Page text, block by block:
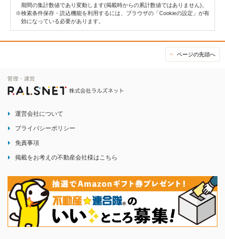
期間の集計数値であり変動します(掲載時からの累計数値ではありません)。
※検索条件保存・読込機能を利用するには、ブラウザの「Cookieの設定」が有
効になっている必要があります。
ページの先頭へ
運営会社について
プライバシーポリシー
免責事項
掲載をお考えの不動産会社様はこちら